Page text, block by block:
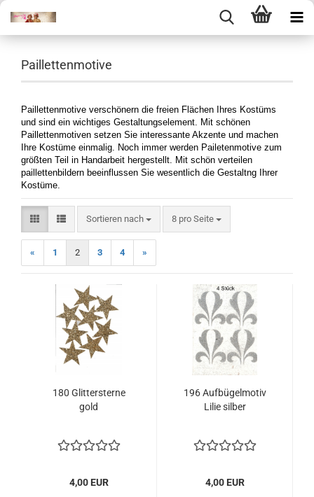
Paillettenmotive
Paillettenmotive verschönern die freien Flächen Ihres Kostüms
und sind ein wichtiges Gestaltungselement. Mit schönen
Paillettenmotiven setzen Sie interessante Akzente und machen
Ihre Kostüme einmalig. Noch immer werden Pailetenmotive zum
größten Teil in Handarbeit hergestellt. Mit schön verteilen
paillettenbildern beeinflussen Sie wesentlich die Gestaltng Ihrer
Kostüme.
Sortieren nach
Sortieren nach 8 pro Seite
pro Seite
« 1 2 3 4 »
180 Glittersterne
gold
4,00 EUR
196 Aufbügelmotiv
Lilie silber
4,00 EUR